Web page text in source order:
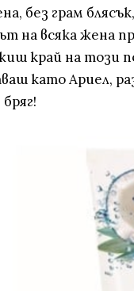
без грам
на всяка жена
край на този
като Ариел,